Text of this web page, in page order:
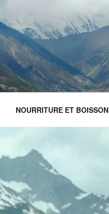
NOURRITURE ET BOISSON